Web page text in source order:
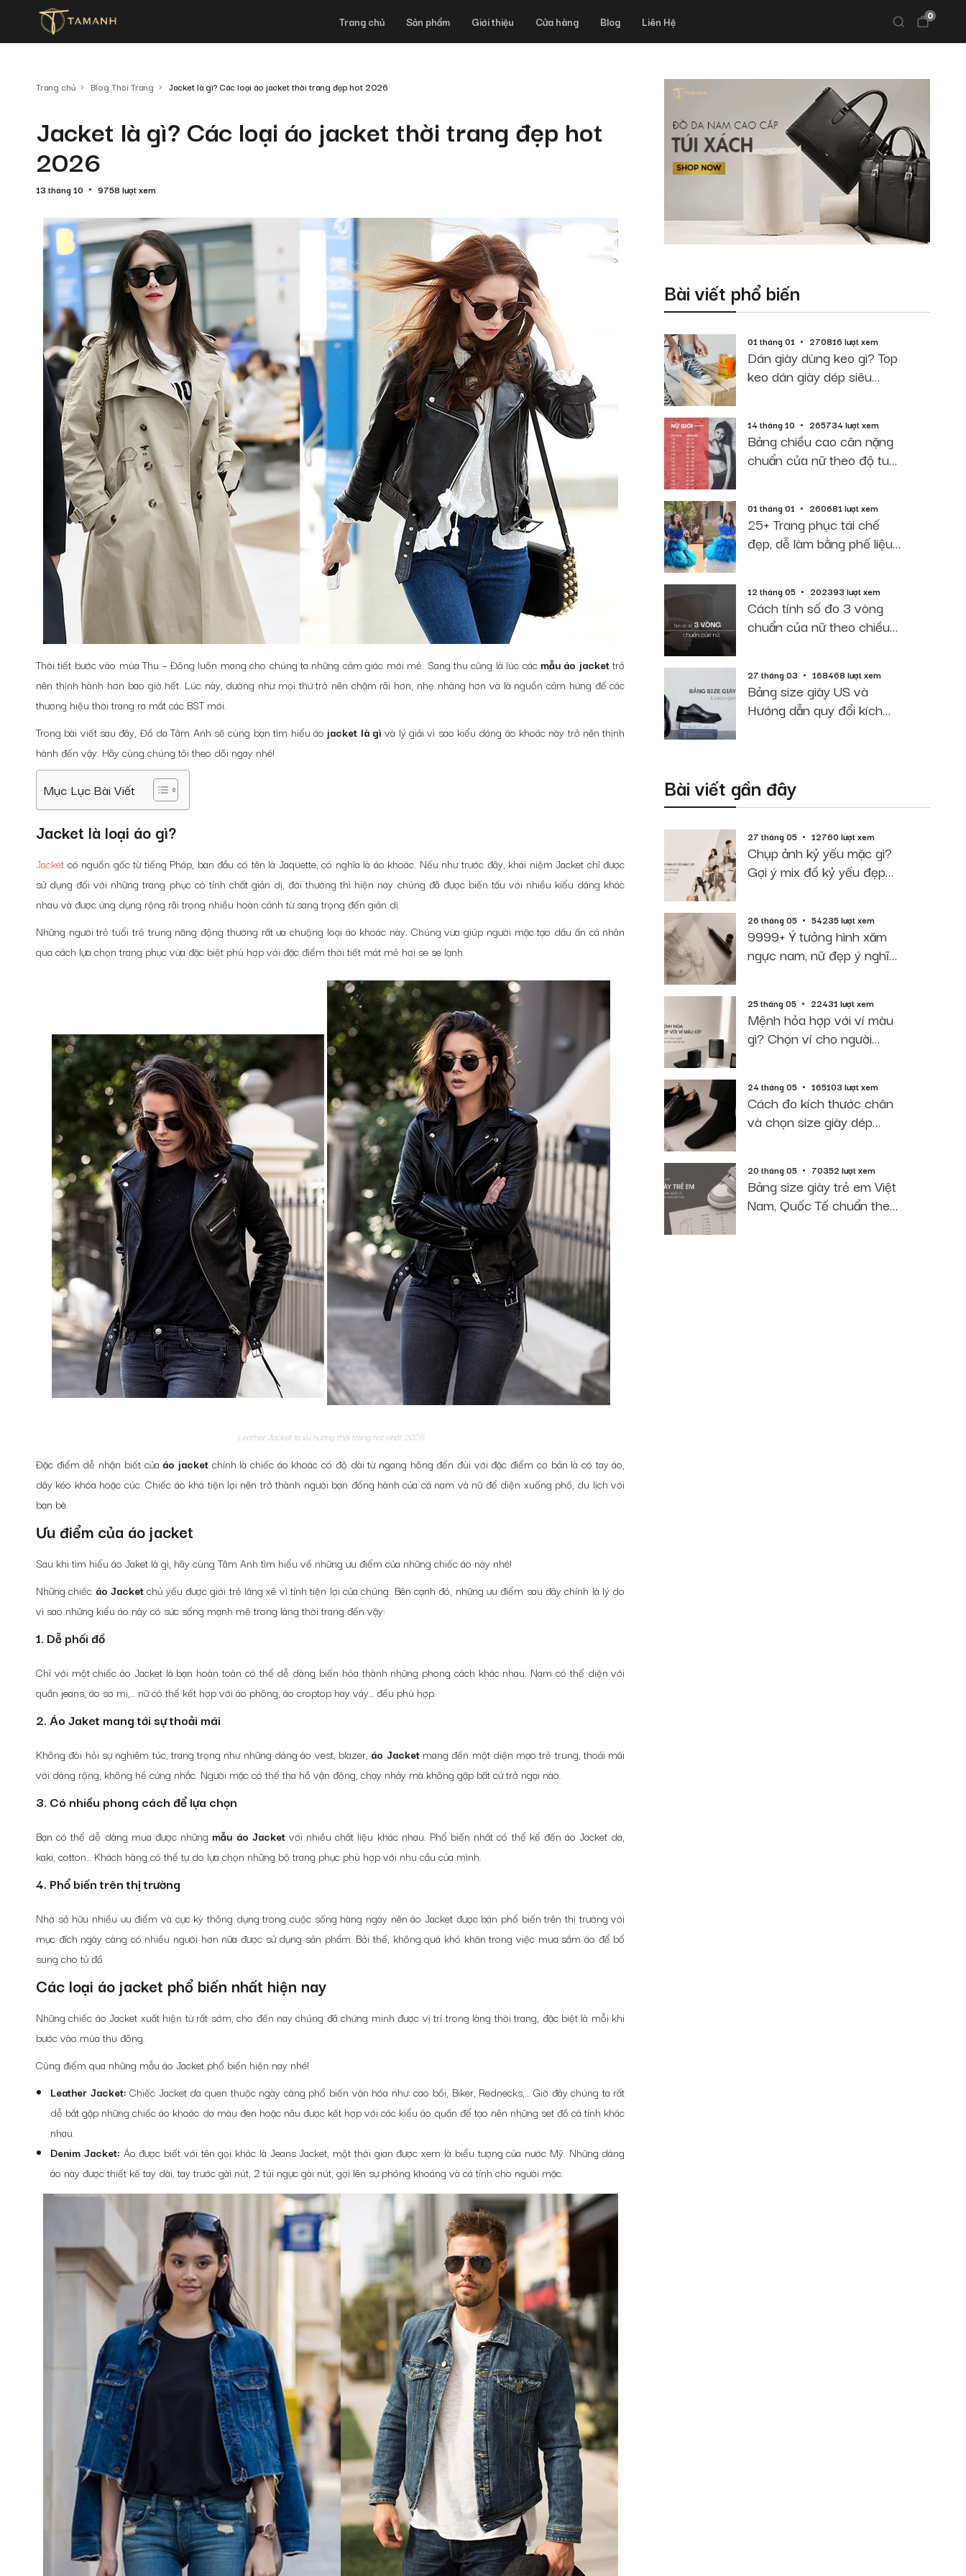
Trang chủ Sản phẩm Giới thiệu Cửa hàng Blog Liên Hệ 0
Trang chủ Blog Thời Trang Jacket là gì? Các loại áo jacket thời trang đẹp hot 2026
Jacket là gì? Các loại áo jacket thời trang đẹp hot
2026
13 tháng 10 9758 lượt xem
Thời tiết bước vào mùa Thu – Đông luôn mang cho chúng ta những cảm giác mới mẻ. Sang thu cũng là lúc các mẫu áo jackettrở
nên thịnh hành hơn bao giờ hết. Lúc này, dường như mọi thứ trở nên chậm rãi hơn, nhẹ nhàng hơn và là nguồn cảm hứng để các
thương hiệu thời trang ra mắt các BST mới.
Trong bài viết sau đây, Đồ da Tâm Anh sẽ cùng bạn tìm hiểu áo jacket là gìvà lý giải vì sao kiểu dáng áo khoác này trở nên thịnh
hành đến vậy. Hãy cùng chúng tôi theo dõi ngay nhé!
Mục Lục Bài Viết
Jacket là loại áo gì?
Jacket có nguồn gốc từ tiếng Pháp, ban đầu có tên là Jaquette, có nghĩa là áo khoác. Nếu như trước đây, khái niệm Jacket chỉ được
sử dụng đối với những trang phục có tính chất giản dị, đời thường thì hiện nay chúng đã được biến tấu với nhiều kiểu dáng khác
nhau và được ứng dụng rộng rãi trong nhiều hoàn cảnh từ sang trọng đến giản dị.
Những người trẻ tuổi trẻ trung năng động thường rất ưa chuộng loại áo khoác này. Chúng vừa giúp người mặc tạo dấu ấn cá nhân
qua cách lựa chọn trang phục vừa đặc biệt phù hợp với đặc điểm thời tiết mát mẻ hơi se se lạnh.
Leather Jacket là xu hướng thời trang hot nhất 2026
Đặc điểm dễ nhận biết của áo jacket chính là chiếc áo khoác có độ dài từ ngang hông đến đùi với đặc điểm cơ bản là có tay áo,
dây kéo khóa hoặc cúc. Chiếc áo khá tiện lợi nên trở thành người bạn đồng hành của cả nam và nữ để diện xuống phố, du lịch với
bạn bè.
Ưu điểm của áo jacket
Sau khi tìm hiểu áo Jaket là gì, hãy cùng Tâm Anh tìm hiểu về những ưu điểm của những chiếc áo này nhé!
Những chiếc áo Jacketchủ yếu được giới trẻ lăng xê vì tính tiện lợi của chúng. Bên cạnh đó, những ưu điểm sau đây chính là lý do
vì sao những kiểu áo này có sức sống mạnh mẽ trong làng thời trang đến vậy:
1. Dễ phối đồ
Chỉ với một chiếc áo Jacket là bạn hoàn toàn có thể dễ dàng biến hóa thành những phong cách khác nhau. Nam có thể diện với
quần jeans, áo sơ mi,… nữ có thể kết hợp với áo phông, áo croptop hay váy… đều phù hợp.
2. Áo Jaket mang tới sự thoải mái
Không đòi hỏi sự nghiêm túc, trang trọng như những dáng áo vest, blazer, áo Jacketmang đến một diện mạo trẻ trung, thoải mái
với dáng rộng, không hề cứng nhắc. Người mặc có thể tha hồ vận động, chạy nhảy mà không gặp bất cứ trở ngại nào.
3. Có nhiều phong cách để lựa chọn
Bạn có thể dễ dàng mua được những mẫu áo Jacket với nhiều chất liệu khác nhau. Phổ biến nhất có thể kể đến áo Jacket da,
kaki, cotton… Khách hàng có thể tự do lựa chọn những bộ trang phục phù hợp với nhu cầu của mình.
4. Phổ biến trên thị trường
Nhờ sở hữu nhiều ưu điểm và cực kỳ thông dụng trong cuộc sống hàng ngày nên áo Jacket được bán phổ biến trên thị trường với
mục đích ngày càng có nhiều người hơn nữa được sử dụng sản phẩm. Bởi thế, không quá khó khăn trong việc mua sắm áo để bổ
sung cho tủ đồ.
Các loại áo jacket phổ biến nhất hiện nay
Những chiếc áo Jacket xuất hiện từ rất sớm, cho đến nay chúng đã chứng minh được vị trí trong làng thời trang, đặc biệt là mỗi khi
bước vào mùa thu đông.
Cùng điểm qua những mẫu áo Jacket phổ biến hiện nay nhé!
Leather Jacket: Chiếc Jacket da quen thuộc ngày càng phổ biến văn hóa như: cao bồi, Biker, Rednecks,… Giờ đây chúng ta rất
dễ bắt gặp những chiếc áo khoác da màu đen hoặc nâu được kết hợp với các kiểu áo quần để tạo nên những set đồ cá tính khác
nhau.
Denim Jacket: Áo được biết với tên gọi khác là Jeans Jacket, một thời gian được xem là biểu tượng của nước Mỹ. Những dáng
áo này được thiết kế tay dài, tay trước gài nút, 2 túi ngực gài nút, gợi lên sự phóng khoáng và cá tính cho người mặc.
Bài viết phổ biến
01 tháng 01 270816 lượt xem
Dán giày dùng keo gì? Top
keo dán giày dép siêu
14 tháng 10 265734 lượt xem
Bảng chiều cao cân nặng
chuẩn của nữ theo độ tuổi
01 tháng 01 260681 lượt xem
25+ Trang phục tái chế
đẹp, dễ làm bằng phế liệu
12 tháng 05 202393 lượt xem
Cách tính số đo 3 vòng
chuẩn của nữ theo chiều
27 tháng 03 168468 lượt xem
Bảng size giày US và
Hướng dẫn quy đổi kích
Bài viết gần đây
27 tháng 05 12760 lượt xem
Chụp ảnh kỷ yếu mặc gì?
Gợi ý mix đồ kỷ yếu đẹp
26 tháng 05 54235 lượt xem
9999+ Ý tưởng hình xăm
ngực nam, nữ đẹp ý nghĩa
25 tháng 05 22431 lượt xem
Mệnh hỏa hợp với ví màu
gì? Chọn ví cho người
24 tháng 05 165103 lượt xem
Cách đo kích thước chân
và chọn size giày dép
20 tháng 05 70352 lượt xem
Bảng size giày trẻ em Việt
Nam, Quốc Tế chuẩn theo